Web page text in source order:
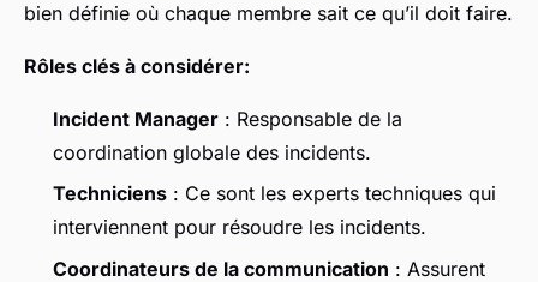
bien définie où chaque membre sait ce qu’il doit faire.
Rôles clés à considérer:
Incident Manager : Responsable de la
coordination globale des incidents.
Techniciens : Ce sont les experts techniques qui
interviennent pour résoudre les incidents.
Coordinateurs de la communication : Assurent